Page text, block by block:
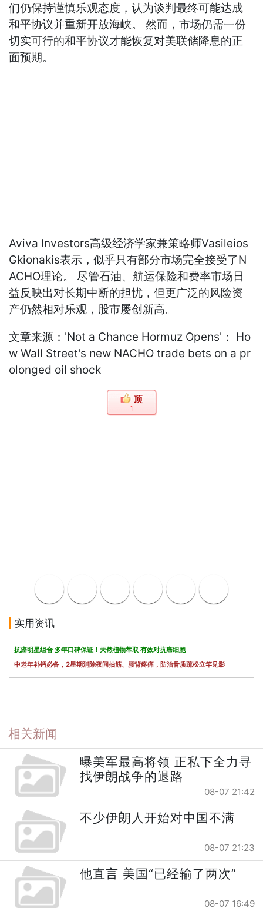
们仍保持谨慎乐观态度，认为谈判最终可能达成
和平协议并重新开放海峡。 然而，市场仍需一份
切实可行的和平协议才能恢复对美联储降息的正
面预期。
Aviva Investors高级经济学家兼策略师Vasileios
Gkionakis表示，似乎只有部分市场完全接受了N
ACHO理论。 尽管石油、航运保险和费率市场日
益反映出对长期中断的担忧，但更广泛的风险资
产仍然相对乐观，股市屡创新高。
文章来源：'Not a Chance Hormuz Opens'： Ho
w Wall Street's new NACHO trade bets on a pr
olonged oil shock
1
实用资讯
抗癌明星组合 多年口碑保证！天然植物萃取 有效对抗癌细胞
中老年补钙必备，2星期消除夜间抽筋、腰背疼痛，防治骨质疏松立竿见影
相关新闻
曝美军最高将领 正私下全力寻
找伊朗战争的退路
08-07 21:42
不少伊朗人开始对中国不满
08-07 21:23
他直言 美国“已经输了两次”
08-07 16:49